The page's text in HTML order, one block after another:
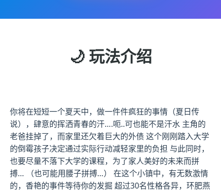
🌙 玩法介绍
你将在短短一个夏天中，做一件件疯狂的事情（夏日传
说），肆意的挥洒青春的汗….呃..可也能不是汗水 主角的
老爸挂掉了，而家里还欠着巨大的外债 这个刚刚踏入大学
的倒霉孩子决定通过实际行动减轻家里的负担 与此同时，
也要尽量不落下大学的课程，为了家人美好的未来而拼
搏… （也可能用腰子拼搏…） 在这个小镇中，有无数激情
的，香艳的事件等待你的发掘 超过30名性格各异，环肥燕